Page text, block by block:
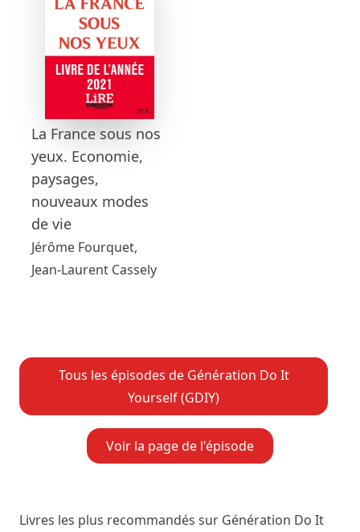
La France sous nos
yeux. Economie,
paysages,
nouveaux modes
de vie
Jérôme Fourquet,
Jean-Laurent Cassely
Tous les épisodes de Génération Do It
Yourself (GDIY)
Voir la page de l'épisode
Livres les plus recommandés sur Génération Do It